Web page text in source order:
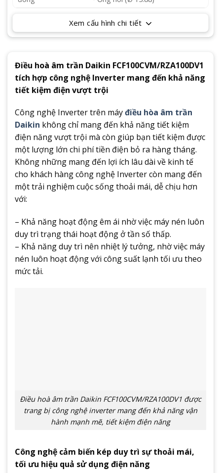
Điều hoà âm trần Daikin FCF100CVM/RZA100DV1
tích hợp công nghệ Inverter mang đến khả năng
tiết kiệm điện vượt trội
Công nghệ Inverter trên máyđiều hòa âm trần
Daikin không chỉ mang đến khả năng tiết kiệm
điện năng vượt trội mà còn giúp bạn tiết kiệm được
một lượng lớn chi phí tiền điện bỏ ra hàng tháng.
Không những mang đến lợi ích lâu dài về kinh tế
cho khách hàng công nghệ Inverter còn mang đến
một trải nghiệm cuộc sống thoải mái, dễ chịu hơn
với:
– Khả năng hoạt động êm ái nhờ việc máy nén luôn
duy trì trạng thái hoạt động ở tần số thấp.
– Khả năng duy trì nên nhiệt lý tưởng, nhờ việc máy
nén luôn hoạt động với công suất lạnh tối ưu theo
mức tải.
Điều hoà âm trần Daikin FCF100CVM/RZA100DV1 được
trang bị công nghệ inverter mang đến khả năng vận
hành mạnh mẽ, tiết kiệm điện năng
Công nghệ cảm biến kép duy trì sự thoải mái,
tối ưu hiệu quả sử dụng điện năng
Xem cấu hình chi tiết